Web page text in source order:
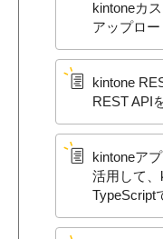
kintoneカ
アップロー
kintone
REST API
kintoneア
活用して
TypeScript